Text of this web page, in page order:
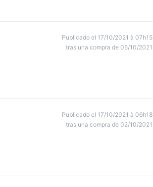
Publicado el 17/10/2021 à 07h15
tras una compra de 05/10/2021
Publicado el 17/10/2021 à 06h18
tras una compra de 02/10/2021